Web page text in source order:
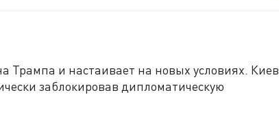
Трампа и настаивает на новых условиях. Киев
заблокировав дипломатическую